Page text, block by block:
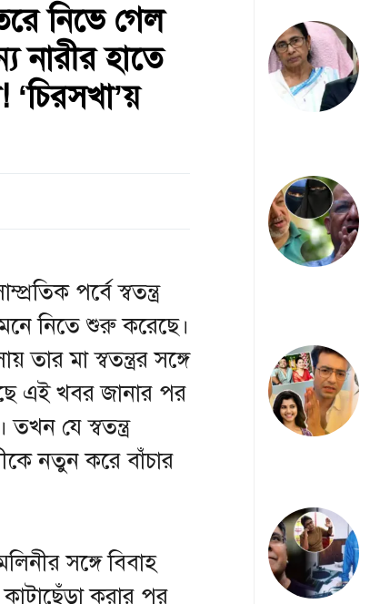
নিভে গেল
নারীর হাতে
পর্বে স্বতন্ত্র
নিতে শুরু করেছে।
তার মা স্বতন্ত্রর সঙ্গে
এই খবর জানার পর
যে স্বতন্ত্র
নতুন করে বাঁচার
সঙ্গে বিবাহ
করার পর